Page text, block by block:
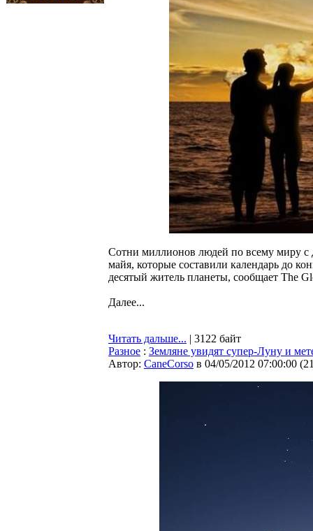
Сотни миллионов людей по всему миру с
майя, которые составили календарь до
десятый житель планеты, сообщает The
Далее...
Читать дальше... | 3122 байт
Разное : Земляне увидят супер-Луну и
Автор: CaneCorso в 04/05/2012 07:00:00 (